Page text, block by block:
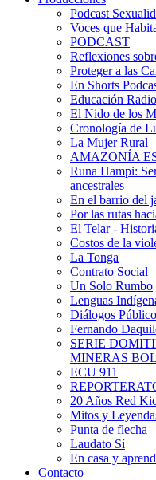
Podcast
Voces que
PODCAST
Reflexiones
Proteger a las
En Shorts
Educación
El Nido de los
Cronología de
La Mujer Rural
AMAZONÍA
Runa Hampi:
ancestrales
En el barrio del
Por las rutas
El Telar -
Costos de la
La Tonga
Contrato Social
Un Solo Rumbo
Lenguas
Diálogos
Fernando
SERIE
MINERAS
ECU 911
20 Años Red
Mitos y
Punta de flecha
Laudato Sí
En casa y
Contacto